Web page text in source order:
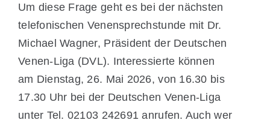
Um diese Frage geht es bei der nächsten
telefonischen Venensprechstunde mit Dr.
Michael Wagner, Präsident der Deutschen
Venen-Liga (DVL). Interessierte können
am Dienstag, 26. Mai 2026, von 16.30 bis
17.30 Uhr bei der Deutschen Venen-Liga
unter Tel. 02103 242691 anrufen. Auch wer